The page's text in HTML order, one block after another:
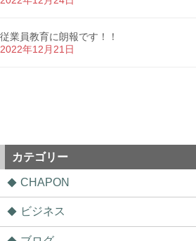
従業員教育に朗報です！！
2022年12月21日
カテゴリー
CHAPON
ビジネス